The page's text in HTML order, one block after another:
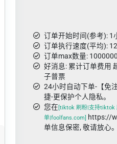
订单开始时间(参考): 1
订单执行速度(平均):
订单max数量:
好消息: 累计订单费用
子普票
24小时自动下单-【免
捷-更保护个人隐私。
您在[tiktok 刷粉|支持tiktok
单|foolfans.com] https://
单信息保密, 敬请放心。